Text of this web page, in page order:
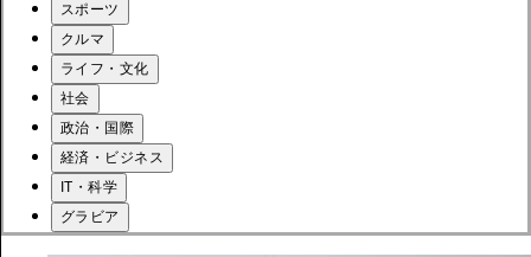
スポーツ
クルマ
ライフ・文化
社会
政治・国際
経済・ビジネス
IT・科学
グラビア